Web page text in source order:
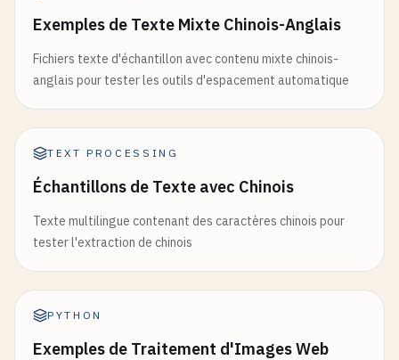
Exemples de Texte Mixte Chinois-Anglais
Fichiers texte d'échantillon avec contenu mixte chinois-
anglais pour tester les outils d'espacement automatique
TEXT PROCESSING
Échantillons de Texte avec Chinois
Texte multilingue contenant des caractères chinois pour
tester l'extraction de chinois
PYTHON
Exemples de Traitement d'Images Web